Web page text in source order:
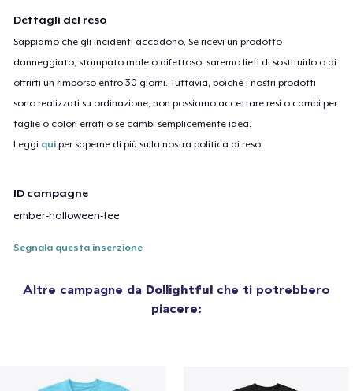
Dettagli del reso
Sappiamo che gli incidenti accadono. Se ricevi un prodotto
danneggiato, stampato male o difettoso, saremo lieti di sostituirlo o di
offrirti un rimborso entro 30 giorni. Tuttavia, poiché i nostri prodotti
sono realizzati su ordinazione, non possiamo accettare resi o cambi per
taglie o colori errati o se cambi semplicemente idea.
Leggi qui per saperne di più sulla nostra politica di reso.
ID campagne
ember-halloween-tee
Segnala questa inserzione
Altre campagne da Dollightful che ti potrebbero
piacere: